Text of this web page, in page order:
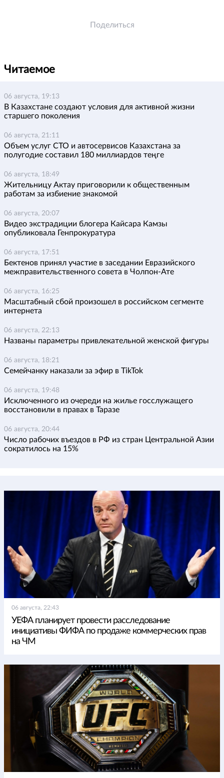
Поделиться
Читаемое
06 августа, 19:13
В Казахстане создают условия для активной жизни
старшего поколения
06 августа, 21:11
Объем услуг СТО и автосервисов Казахстана за
полугодие составил 180 миллиардов теңге
06 августа, 18:49
Жительницу Актау приговорили к общественным
работам за избиение знакомой
06 августа, 20:07
Видео экстрадиции блогера Кайсара Камзы
опубликовала Генпрокуратура
06 августа, 17:51
Бектенов принял участие в заседании Евразийского
межправительственного совета в Чолпон-Ате
06 августа, 16:25
Масштабный сбой произошел в российском сегменте
интернета
06 августа, 22:13
Названы параметры привлекательной женской фигуры
06 августа, 18:21
Семейчанку наказали за эфир в TikTok
06 августа, 19:48
Исключенного из очереди на жилье госслужащего
восстановили в правах в Таразе
06 августа, 20:44
Число рабочих въездов в РФ из стран Центральной Азии
сократилось на 15%
06 августа, 22:43
УЕФА планирует провести расследование
инициативы ФИФА по продаже коммерческих прав
на ЧМ